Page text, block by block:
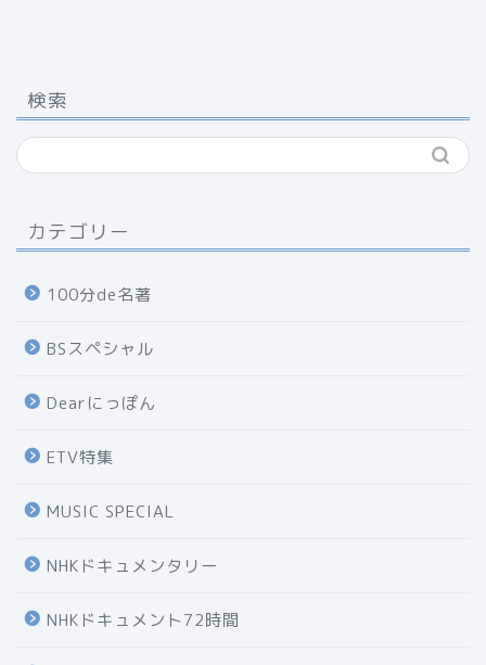
検索
カテゴリー
100分de名著
BSスペシャル
Dearにっぽん
ETV特集
MUSIC SPECIAL
NHKドキュメンタリー
NHKドキュメント72時間